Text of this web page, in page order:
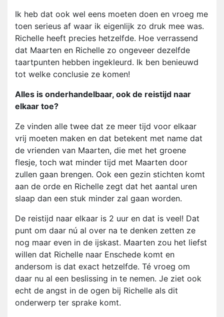
Ik heb dat ook wel eens moeten doen en vroeg me
toen serieus af waar ik eigenlijk zo druk mee was.
Richelle heeft precies hetzelfde. Hoe verrassend
dat Maarten en Richelle zo ongeveer dezelfde
taartpunten hebben ingekleurd. Ik ben benieuwd
tot welke conclusie ze komen!
Alles is onderhandelbaar, ook de reistijd naar
elkaar toe?
Ze vinden alle twee dat ze meer tijd voor elkaar
vrij moeten maken en dat betekent met name dat
de vrienden van Maarten, die met het groene
flesje, toch wat minder tijd met Maarten door
zullen gaan brengen. Ook een gezin stichten komt
aan de orde en Richelle zegt dat het aantal uren
slaap dan een stuk minder zal gaan worden.
De reistijd naar elkaar is 2 uur en dat is veel! Dat
punt om daar nú al over na te denken zetten ze
nog maar even in de ijskast. Maarten zou het liefst
willen dat Richelle naar Enschede komt en
andersom is dat exact hetzelfde. Té vroeg om
daar nu al een beslissing in te nemen. Je ziet ook
echt de angst in de ogen bij Richelle als dit
onderwerp ter sprake komt.